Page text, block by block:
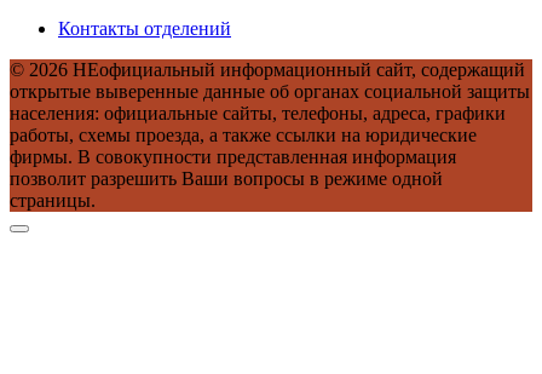
Контакты отделений
© 2026 НЕофициальный информационный сайт, содержащий
открытые выверенные данные об органах социальной защиты
населения: официальные сайты, телефоны, адреса, графики
работы, схемы проезда, а также ссылки на юридические
фирмы. В совокупности представленная информация
позволит разрешить Ваши вопросы в режиме одной
страницы.